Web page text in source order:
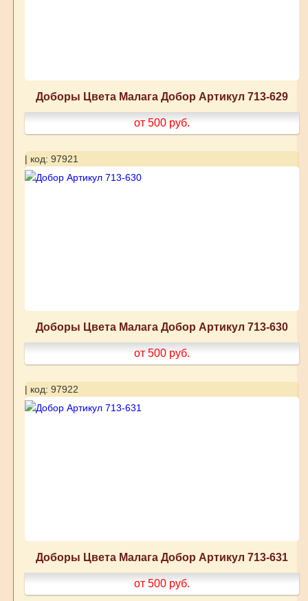
Доборы Цвета Малага Добор Артикул 713-629
от 500 руб.
| код: 97921
Доборы Цвета Малага Добор Артикул 713-630
от 500 руб.
| код: 97922
Доборы Цвета Малага Добор Артикул 713-631
от 500 руб.